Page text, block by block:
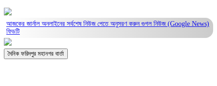
আজকের জার্নাল অনলাইনের সর্বশেষ নিউজ পেতে অনুসরণ করুন গুগল নিউজ (Google News)
ফিডটি
দৈনিক ফরিদপুর মহানগর বার্তা